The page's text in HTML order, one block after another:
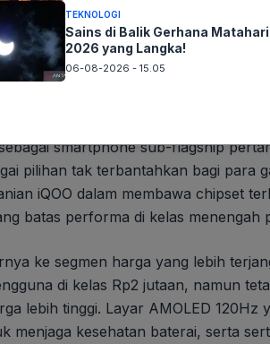
Neo 10 Indonesia menjadi salah
perangkat pertama di Indonesia
menjanjikan performa
smartphone sub-flagship
pilihan tak terbantahkan bagi para
iQOO dalam membawa chipset
batas performa di kelas menengah
ke segmen harga yang lebih
di kelas Rp2 jutaan, namun
lebih tinggi. Layar AMOLED 120Hz
menjaga kesehatan baterai, serta
TEKNOLOGI
Sains di Balik Gerhana
2026 yang Langka!
06-08-2026 - 15.05